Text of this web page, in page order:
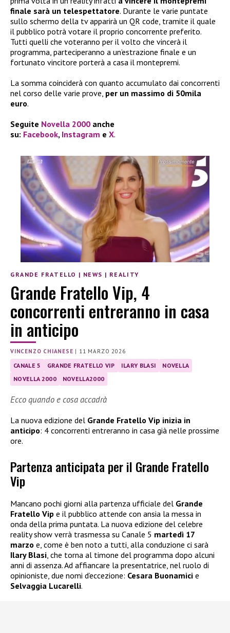
finale sarà un telespettatore. Durante le varie puntate
sullo schermo della tv apparirà un QR code, tramite il quale
il pubblico potrà votare il proprio concorrente preferito.
Tutti quelli che voteranno per il volto che vincerà il
programma, parteciperanno a un’estrazione finale e un
fortunato vincitore porterà a casa il montepremi.
La somma coinciderà con quanto accumulato dai concorrenti
nel corso delle varie prove, per un massimo di 50mila
euro.
Seguite Novella 2000 anche
su: Facebook, Instagram e X.
GRANDE FRATELLO | NEWS | REALITY
Grande Fratello Vip, 4
concorrenti entreranno in casa
in anticipo
VINCENZO CHIANESE | 11 MARZO 2026
CANALE 5 GRANDE FRATELLO VIP ILARY BLASI
NOVELLA
NOVELLA 2000
NOVELLA2000
Ecco quando e cosa accadrà
La nuova edizione del Grande Fratello Vip inizia in
anticipo: 4 concorrenti entreranno in casa già nelle prossime
ore.
Partenza anticipata per il Grande Fratello
Vip
Mancano pochi giorni alla partenza ufficiale del Grande
Fratello Vip e il pubblico attende con ansia la messa in
onda della prima puntata. La nuova edizione del celebre
reality show verrà trasmessa su Canale 5 martedì 17
marzo e, come è ben noto a tutti, alla conduzione ci sarà
Ilary Blasi , che torna al timone del programma dopo alcuni
anni di assenza. Ad affiancare la presentatrice, nel ruolo di
opinioniste, due nomi d’eccezione: Cesara Buonamici e
Selvaggia Lucarelli.